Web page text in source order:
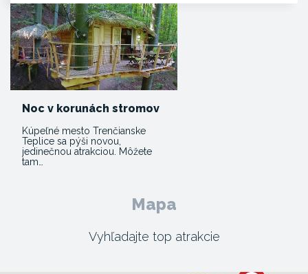
Noc v korunách stromov
Kúpeľné mesto Trenčianske
Teplice sa pýši novou,
jedinečnou atrakciou. Môžete
tam…
Mapa
Vyhľadajte top atrakcie